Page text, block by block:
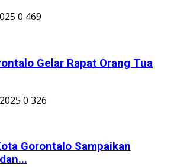
0 469
Gelar Rapat Orang Tua
0 326
Gorontalo Sampaikan